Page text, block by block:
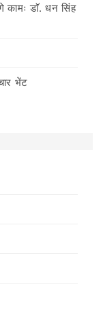
कामः डाॅ. धन सिंह
भेंट